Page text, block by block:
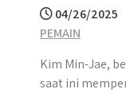
04/26/2025
PEMAIN
Kim Min-Jae,
saat ini